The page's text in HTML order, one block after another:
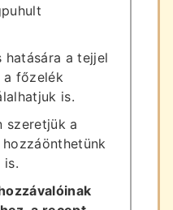
a tejjel
főzelék
is.
szeretjük a
is.